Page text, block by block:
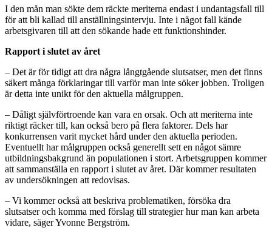
I den mån man sökte dem räckte meriterna endast i undantagsfall till
för att bli kallad till anställningsintervju. Inte i något fall kände
arbetsgivaren till att den sökande hade ett funktionshinder.
Rapport i slutet av året
– Det är för tidigt att dra några långtgående slutsatser, men det finns
säkert många förklaringar till varför man inte söker jobben. Troligen
är detta inte unikt för den aktuella målgruppen.
– Dåligt självförtroende kan vara en orsak. Och att meriterna inte
riktigt räcker till, kan också bero på flera faktorer. Dels har
konkurrensen varit mycket hård under den aktuella perioden.
Eventuellt har målgruppen också generellt sett en något sämre
utbildningsbakgrund än populationen i stort. Arbetsgruppen kommer
att sammanställa en rapport i slutet av året. Där kommer resultaten
av undersökningen att redovisas.
– Vi kommer också att beskriva problematiken, försöka dra
slutsatser och komma med förslag till strategier hur man kan arbeta
vidare, säger Yvonne Bergström.